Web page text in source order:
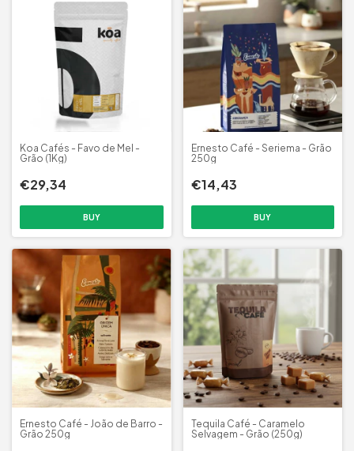
Koa Cafés - Favo de Mel -
Grão (1Kg)
€29,34
Ernesto Café - Seriema - Grão
250g
€14,43
Ernesto Café - João de Barro -
Grão 250g
Tequila Café - Caramelo
Selvagem - Grão (250g)